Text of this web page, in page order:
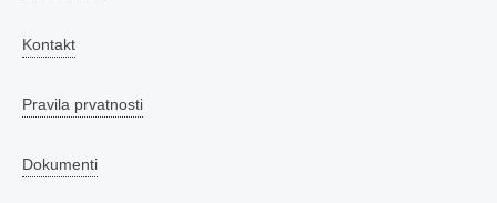
Kontakt
Pravila prvatnosti
Dokumenti